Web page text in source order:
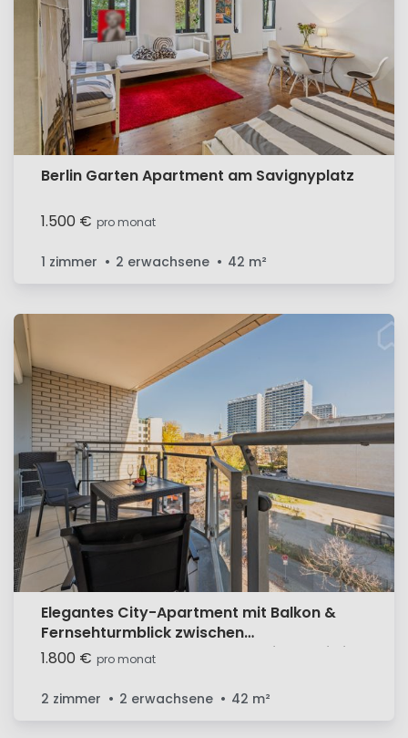
Berlin Garten Apartment am Savignyplatz
1.500 € pro monat
1 zimmer 2 erwachsene 42 m²
Elegantes City-Apartment mit Balkon &
Fernsehturmblick zwischen
Gendarmenmark und Checkpointcharie im
Regierungsviertel
1.800 € pro monat
2 zimmer 2 erwachsene 42 m²